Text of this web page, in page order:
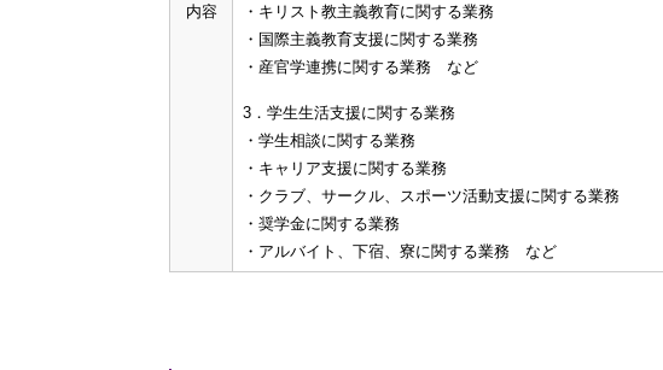
内容
・キリスト教主義教育に関する業務
・国際主義教育支援に関する業務
・産官学連携に関する業務 など
3．学生生活支援に関する業務
・学生相談に関する業務
・キャリア支援に関する業務
・クラブ、サークル、スポーツ活動支援に関する業務
・奨学金に関する業務
・アルバイト、下宿、寮に関する業務 など